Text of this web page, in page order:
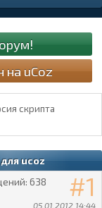
на uCoz
скрипта
ucoz
1
05.01.2012 14:44
638